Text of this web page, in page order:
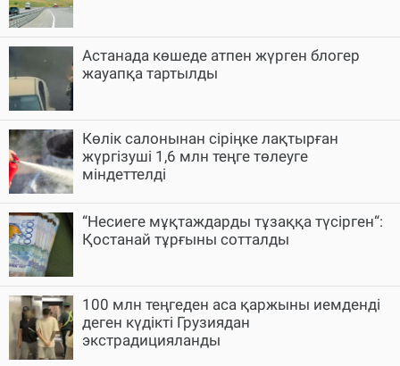
Астанада көшеде атпен жүрген блогер
жауапқа тартылды
Көлік салонынан сіріңке лақтырған
жүргізуші 1,6 млн теңге төлеуге
міндеттелді
“Несиеге мұқтаждарды тұзаққа түсірген“:
Қостанай тұрғыны сотталды
100 млн теңгеден аса қаржыны иемденді
деген күдікті Грузиядан
экстрадицияланды